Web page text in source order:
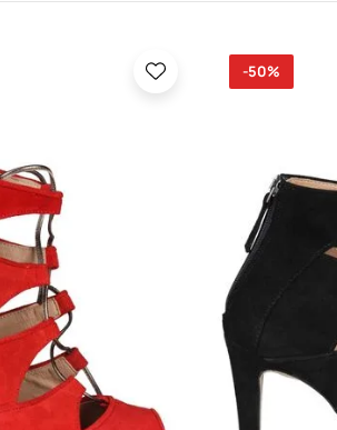
-50%